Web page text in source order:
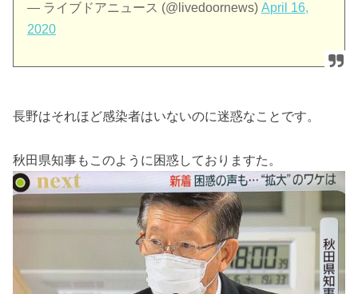
— ライブドアニュース (@livedoornews)April 16,
2020
長野はそれほど感染者はいないのに迷惑なことです。
秋田県知事もこのように困惑しておりますた。